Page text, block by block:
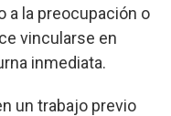
a la preocupación o
vincularse en
inmediata.
un trabajo previo